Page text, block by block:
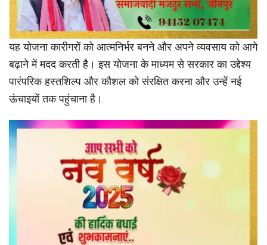
यह योजना कारीगरों को आत्मनिर्भर बनने और अपने व्यवसाय को आगे
बढ़ाने में मदद करती है। इस योजना के माध्यम से सरकार का उद्देश्य
पारंपरिक हस्तशिल्प और कौशल को संरक्षित करना और उन्हें नई
ऊंचाइयों तक पहुंचाना है।